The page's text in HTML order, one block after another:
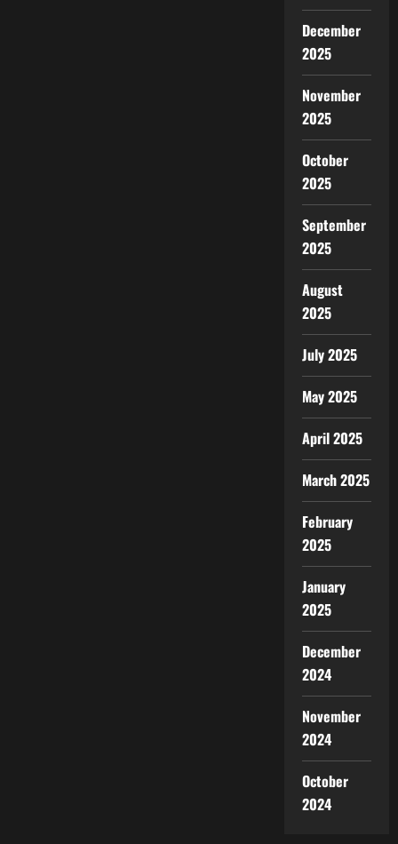
December
2025
November
2025
October
2025
September
2025
August
2025
July 2025
May 2025
April 2025
March 2025
February
2025
January
2025
December
2024
November
2024
October
2024